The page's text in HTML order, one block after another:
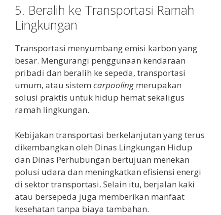
5. Beralih ke Transportasi Ramah
Lingkungan
Transportasi menyumbang emisi karbon yang
besar. Mengurangi penggunaan kendaraan
pribadi dan beralih ke sepeda, transportasi
umum, atau sistem carpoolingmerupakan
solusi praktis untuk hidup hemat sekaligus
ramah lingkungan.
Kebijakan transportasi berkelanjutan yang terus
dikembangkan oleh Dinas Lingkungan Hidup
dan Dinas Perhubungan bertujuan menekan
polusi udara dan meningkatkan efisiensi energi
di sektor transportasi. Selain itu, berjalan kaki
atau bersepeda juga memberikan manfaat
kesehatan tanpa biaya tambahan.